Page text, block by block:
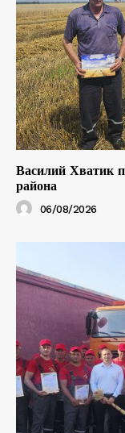
Василий Хватик
района
06/08/2026